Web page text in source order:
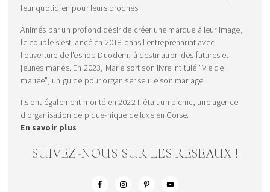
leur quotidien pour leurs proches.
Animés par un profond désir de créer une marque à leur image,
le couple s’est lancé en 2018 dans l’entreprenariat avec
l'ouverture de l'eshop Duodem, à destination des futures et
jeunes mariés. En 2023, Marie sort son livre intitulé "Vie de
mariée", un guide pour organiser seul.e son mariage.
Ils ont également monté en 2022 Il était un picnic, une agence
d'organisation de pique-nique de luxe en Corse.
En savoir plus
SUIVEZ-NOUS SUR LES RESEAUX !